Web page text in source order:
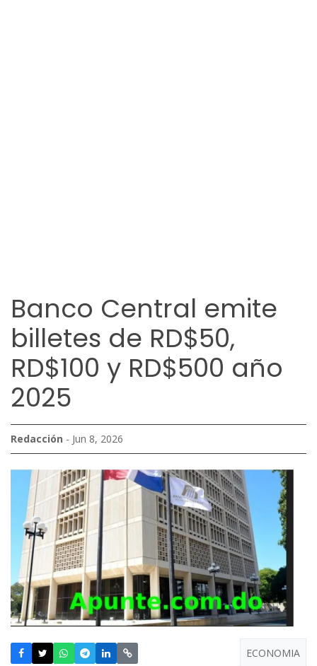
Banco Central emite
billetes de RD$50,
RD$100 y RD$500 año
2025
Redacción - Jun 8, 2026
ECONOMIA